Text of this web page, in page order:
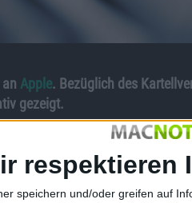
respektieren
speichern und/oder greifen auf
Apple. Bezüglich des
gezeigt.
bei seinen Beobachtungen bei
ging es um das
diverse Indizien aufgefallen,
sei.